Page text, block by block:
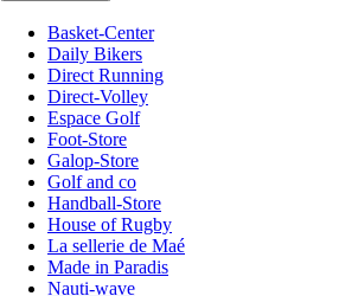
Basket-Center
Daily Bikers
Direct Running
Direct-Volley
Espace Golf
Foot-Store
Galop-Store
Golf and co
Handball-Store
House of Rugby
La sellerie de Maé
Made in Paradis
Nauti-wave